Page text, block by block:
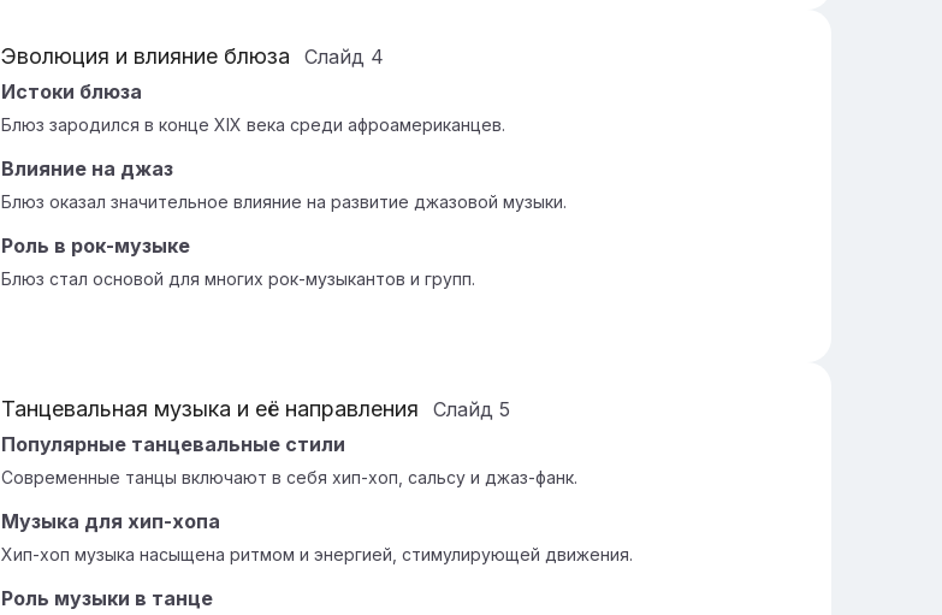
Эволюция и влияние блюза Слайд 4
Истоки блюза
Блюз зародился в конце XIX века среди афроамериканцев.
Влияние на джаз
Блюз оказал значительное влияние на развитие джазовой музыки.
Роль в рок-музыке
Блюз стал основой для многих рок-музыкантов и групп.
Танцевальная музыка и её направления Слайд 5
Популярные танцевальные стили
Современные танцы включают в себя хип-хоп, сальсу и джаз-фанк.
Музыка для хип-хопа
Хип-хоп музыка насыщена ритмом и энергией, стимулирующей движения.
Роль музыки в танце